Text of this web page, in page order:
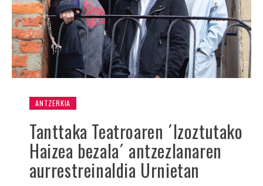
ANTZERKIA
Tanttaka Teatroaren ´Izoztutako
Haizea bezala´ antzezlanaren
aurrestreinaldia Urnietan